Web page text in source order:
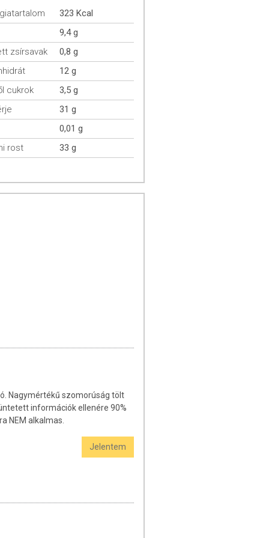
323 Kcal
9,4 g
zsírsavak
0,8 g
12 g
cukrok
3,5 g
31 g
0,01 g
rost
33 g
Nagymértékű szomorúság tölt
információk ellenére 90%
NEM alkalmas.
Jelentem